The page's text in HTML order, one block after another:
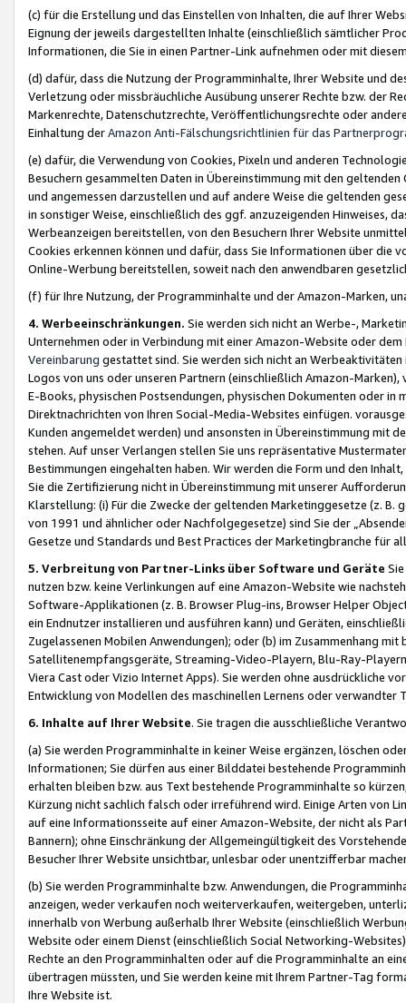
(c) für die Erstellung und das Einstellen von Inhalten, die auf Ihrer
Eignung der jeweils dargestellten Inhalte (einschließlich sämtlicher
Informationen, die Sie in einen Partner-Link aufnehmen oder mit
(d) dafür, dass die Nutzung der Programminhalte, Ihrer Website und
Verletzung oder missbräuchliche Ausübung unserer Rechte bzw. der
Markenrechte, Datenschutzrechte, Veröffentlichungsrechte oder
Einhaltung derAmazon Anti-Fälschungsrichtlinien für das
(e) dafür, die Verwendung von Cookies, Pixeln und anderen
Besuchern gesammelten Daten in Übereinstimmung mit den
und angemessen darzustellen und auf andere Weise die geltenden
in sonstiger Weise, einschließlich des ggf. anzuzeigenden Hinweises,
Werbeanzeigen bereitstellen, von den Besuchern Ihrer Website
Cookies erkennen können und dafür, dass Sie Informationen über die
Online-Werbung bereitstellen, soweit nach den anwendbaren
(f) für Ihre Nutzung, der Programminhalte und der Amazon-Marken,
4. Werbeeinschränkungen. Sie werden sich nicht an Werbe-,
Unternehmen oder in Verbindung mit einer Amazon-Website oder
Vereinbarung gestattet sind. Sie werden sich nicht an
Logos von uns oder unseren Partnern (einschließlich Amazon-
E-Books, physischen Postsendungen, physischen Dokumenten oder in
Direktnachrichten von Ihren Social-Media-Websites einfügen.
Kunden angemeldet werden) und ansonsten in Übereinstimmung mit
stehen. Auf unser Verlangen stellen Sie uns repräsentative
Bestimmungen eingehalten haben. Wir werden die Form und den
Sie die Zertifizierung nicht in Übereinstimmung mit unserer
Klarstellung: (i) Für die Zwecke der geltenden Marketinggesetze (z. B.
von 1991 und ähnlicher oder Nachfolgegesetze) sind Sie der
Gesetze und Standards und Best Practices der Marketingbranche für
5. Verbreitung von Partner-Links über Software und Geräte
nutzen bzw. keine Verlinkungen auf eine Amazon-Website wie
Software-Applikationen (z. B. Browser Plug-ins, Browser Helper
ein Endnutzer installieren und ausführen kann) und Geräten,
Zugelassenen Mobilen Anwendungen); oder (b) im Zusammenhang
Satellitenempfangsgeräte, Streaming-Video-Playern, Blu-Ray-
Viera Cast oder Vizio Internet Apps). Sie werden ohne ausdrückliche
Entwicklung von Modellen des maschinellen Lernens oder
6. Inhalte auf Ihrer Website. Sie tragen die ausschließliche
(a) Sie werden Programminhalte in keiner Weise ergänzen, löschen
Informationen; Sie dürfen aus einer Bilddatei bestehende
erhalten bleiben bzw. aus Text bestehende Programminhalte so
Kürzung nicht sachlich falsch oder irreführend wird. Einige Arten von
auf eine Informationsseite auf einer Amazon-Website, der nicht als
Bannern); ohne Einschränkung der Allgemeingültigkeit des
Besucher Ihrer Website unsichtbar, unlesbar oder unentzifferbar
(b) Sie werden Programminhalte bzw. Anwendungen, die
anzeigen, weder verkaufen noch weiterverkaufen, weitergeben,
innerhalb von Werbung außerhalb Ihrer Website (einschließlich
Website oder einem Dienst (einschließlich Social Networking-
Rechte an den Programminhalten oder auf die Programminhalte an
übertragen müssten, und Sie werden keine mit Ihrem Partner-Tag
Ihre Website ist.